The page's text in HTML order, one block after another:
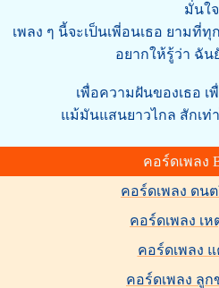
มั่นใจ
เพลง ๆ นี้จะเป็นเพี่อนเธอ ยามที่
อยากให้รู้ว่า ฉัน
เพื่อความฝันของเธอ เ
แม้มันแสนยาวไกล สักเท่
คอร์ดเพลง
คอร์ดเพลง ดน
คอร์ดเพลง เห
คอร์ดเพลง
คอร์ดเพลง ลู